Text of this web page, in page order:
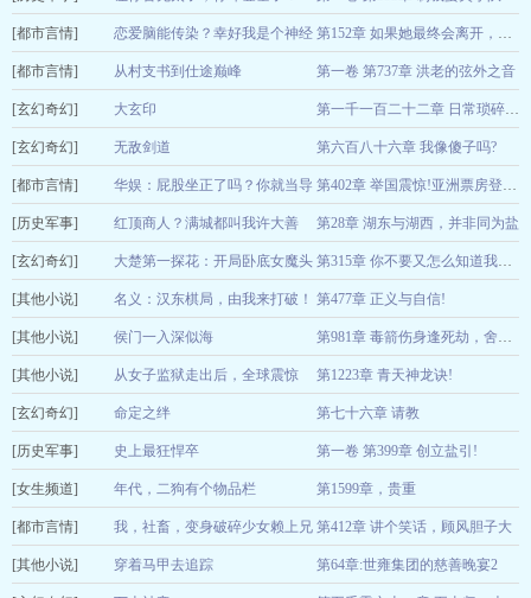
张正经 08-09
[都市言情] 恋爱脑能传染？幸好我是个神经
病
第152章 如果她最终会离开，那他呢?
残烛跳荡 08-09
[都市言情] 从村支书到仕途巅峰 第一卷 第737章 洪老的弦外之音
沉默的回声 08-09
[玄幻奇幻] 大玄印 第一千一百二十二章 日常琐碎的思考
爱吃玉米的读书
郎
08-09
[玄幻奇幻] 无敌剑道 第六百八十六章 我像傻子吗?
贪睡的龙 08-09
[都市言情] 华娱：屁股坐正了吗？你就当导
演
第402章 举国震惊!亚洲票房登顶!
性感岩浆 08-09
[历史军事] 红顶商人？满城都叫我许大善
人！
第28章 湖东与湖西，并非同为盐
爱吃棒的肉男孩 08-09
[玄幻奇幻] 大楚第一探花：开局卧底女魔头 第315章 你不要又怎么知道我不给呢?
六如和尚
[其他小说] 名义：汉东棋局，由我来打破！ 第477章 正义与自信!
拾光20 08-09
[其他小说] 侯门一入深似海 第981章 毒箭伤身逢死劫，舍身相护战群凶
周兰萍
[其他小说] 从女子监狱走出后，全球震惊 第1223章 青天神龙诀!
周时宜
[玄幻奇幻] 命定之绊 第七十六章 请教
冰灵莲
[历史军事] 史上最狂悍卒 第一卷 第399章 创立盐引!
东一方
[女生频道] 年代，二狗有个物品栏 第1599章，贵重
观棋柯烂 08-09
[都市言情] 我，社畜，变身破碎少女赖上兄
弟
第412章 讲个笑话，顾风胆子大
双鱼的羊 08-09
[其他小说] 穿着马甲去追踪 第64章:世雍集团的慈善晚宴2